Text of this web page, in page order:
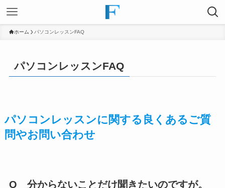
ホーム パソコンレッスンFAQ
パソコンレッスンFAQ
パソコンレッスンに関する良くあるご質
問やお問い合わせ
Q 分からないことだけ聞きたいのですが。